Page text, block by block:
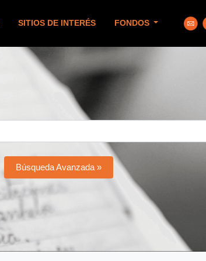
SITIOS DE INTERÉS FONDOS
Búsqueda Avanzada »